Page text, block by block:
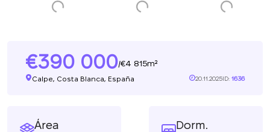
390 000/ 4 815m²
Calpe, Costa Blanca, España 20.11.2025ID: 1636
Área Dorm.